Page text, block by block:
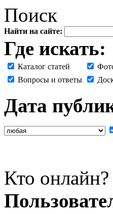
Поиск
Найти на сайте:
Где искать:
Каталог статей
Вопросы и ответы
Дата
Кто онлайн?